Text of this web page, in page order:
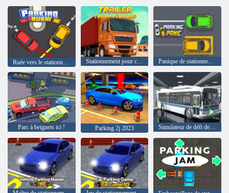
Ruée vers le stationnement Stationnement pour camions-remorques Panique de stationnement
Parc à beignets ici ! Parking 2j 2023 Simulateur de défi de stationnement de bus urbain 3D